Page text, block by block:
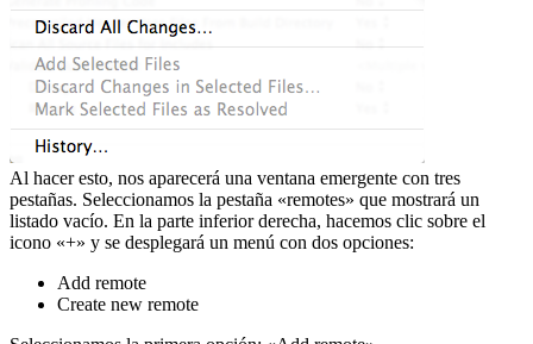
Al hacer esto, nos aparecerá una ventana emergente con tres
pestañas. Seleccionamos la pestaña «remotes» que mostrará un
listado vacío. En la parte inferior derecha, hacemos clic sobre el
icono «+» y se desplegará un menú con dos opciones:
Add remote
Create new remote